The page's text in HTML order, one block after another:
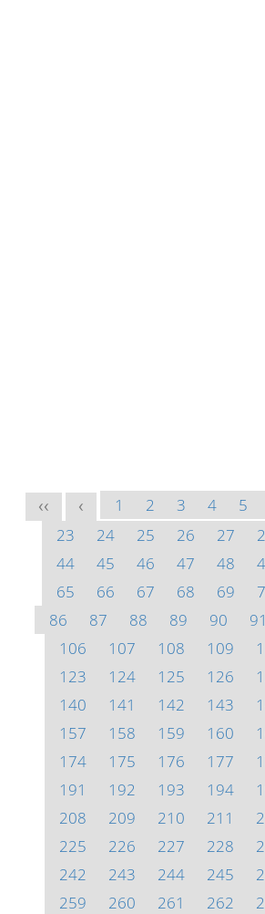
<< < 1 2 3 4 5
23
24 25 26 27
44
45 46 47 48
65
66 67 68 69
86
87 88 89 90 91
106
107 108 109
123
124 125 126
140
141 142 143
157
158 159 160
174
175 176 177
191
192 193 194
208
209 210 211
225
226 227 228
242
243 244 245
259
260 261 262